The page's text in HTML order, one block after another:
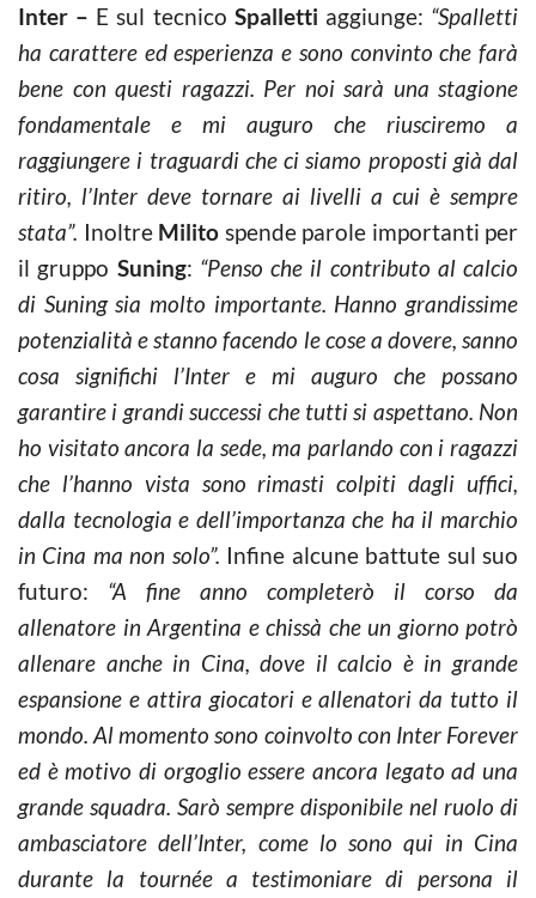
Inter – E sul tecnico Spalletti aggiunge: “Spalletti
ha carattere ed esperienza e sono convinto che farà
bene con questi ragazzi. Per noi sarà una stagione
fondamentale e mi auguro che riusciremo a
raggiungere i traguardi che ci siamo proposti già dal
ritiro, l’Inter deve tornare ai livelli a cui è sempre
stata”. Inoltre Milito spende parole importanti per
il gruppo Suning: “Penso che il contributo al calcio
di Suning sia molto importante. Hanno grandissime
potenzialità e stanno facendo le cose a dovere, sanno
cosa significhi l’Inter e mi auguro che possano
garantire i grandi successi che tutti si aspettano. Non
ho visitato ancora la sede, ma parlando con i ragazzi
che l’hanno vista sono rimasti colpiti dagli uffici,
dalla tecnologia e dell’importanza che ha il marchio
in Cina ma non solo”. Infine alcune battute sul suo
futuro: “A fine anno completerò il corso da
allenatore in Argentina e chissà che un giorno potrò
allenare anche in Cina, dove il calcio è in grande
espansione e attira giocatori e allenatori da tutto il
mondo. Al momento sono coinvolto con Inter Forever
ed è motivo di orgoglio essere ancora legato ad una
grande squadra. Sarò sempre disponibile nel ruolo di
ambasciatore dell’Inter, come lo sono qui in Cina
durante la tournée a testimoniare di persona il